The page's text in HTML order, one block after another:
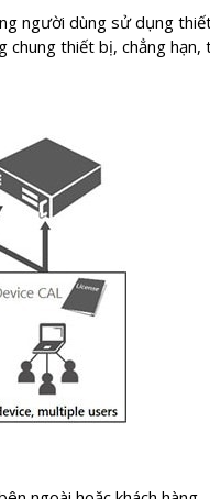
người dùng sử dụng
thiết bị, chẳng hạn,